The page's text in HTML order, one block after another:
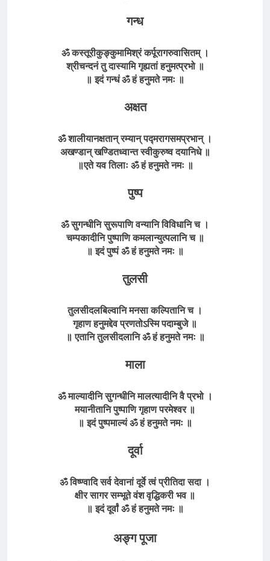
गन्ध
ॐ कस्तूरीकुङ्कुमामिश्रं कर्पूरागरुवासितम् ।
श्रीचन्दनं तु दास्यामि गृह्यतां हनुमत्प्रभो ॥
॥ इदं गन्धं ॐ हं हनुमते नमः ॥
अक्षत
ॐ शालीयानक्षतान् रम्यान् पद्मरागसमप्रभान् ।
अखण्डान् खण्डितध्वान्त स्वीकुरुष्व दयानिधे ॥
॥एते यव तिलाः ॐ हं हनुमते नमः ॥
पुष्प
ॐ सुगन्धीनि सुरूपाणि वन्यानि विविधानि च ।
चम्पकादीनि पुष्पाणि कमलान्युत्पलानि च ॥
॥ इदं पुष्पं ॐ हं हनुमते नमः ॥
तुलसी
तुलसीदलबिल्वानि मनसा कल्पितानि च ।
गृहाण हनुमद्देव प्रणतोऽस्मि पदाम्बुजे ॥
॥ एतानि तुलसीदलानि ॐहं हनुमतेनमः ॥
माला
ॐ माल्यादीनि सुगन्धीनि मालत्यादीनि वै प्रभो ।
मयानीतानि पुष्पाणि गृहाण परमेश्वर ॥
॥ इदं पुष्पमाल्यं ॐहं हनुमतेनमः ॥
दूर्वा
ॐ विष्ण्वादि सर्व देवानां दूर्वे त्वं प्रीतिदा सदा ।
क्षीर सागर सम्भूते वंश वृद्धिकरी भव ॥
॥ इदं दूर्वां ॐहं हनुमतेनमः ॥
अङ्ग पूजा